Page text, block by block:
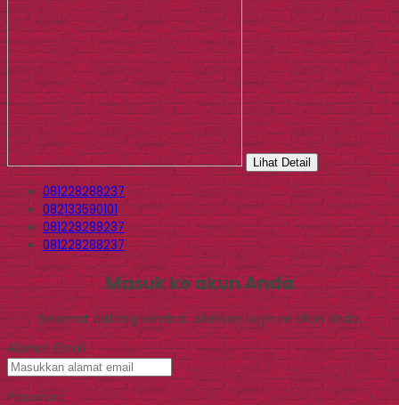
Lihat Detail
081228288237
082133590101
081228288237
081228288237
Masuk ke akun Anda
Selamat datang kembali, silahkan login ke akun Anda.
Alamat Email
Password